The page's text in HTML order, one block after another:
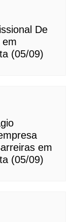
De
em
(05/09)
em
(05/09)